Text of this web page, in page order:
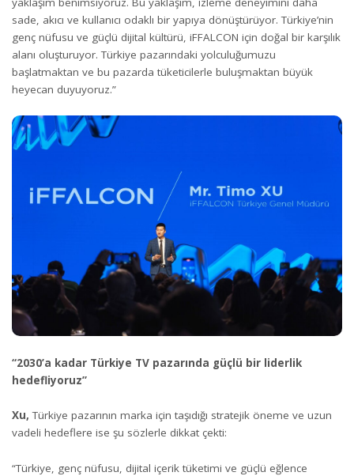
sade, akıcı ve kullanıcı odaklı bir yapıya dönüştürüyor. Türkiye’nin
genç nüfusu ve güçlü dijital kültürü, iFFALCON için doğal bir karşılık
alanı oluşturuyor. Türkiye pazarındaki yolculuğumuzu
başlatmaktan ve bu pazarda tüketicilerle buluşmaktan büyük
heyecan duyuyoruz.”
“2030’a kadar Türkiye TV pazarında güçlü bir liderlik
hedefliyoruz”
Xu, Türkiye pazarının marka için taşıdığı stratejik öneme ve uzun
vadeli hedeflere ise şu sözlerle dikkat çekti:
“Türkiye, genç nüfusu, dijital içerik tüketimi ve güçlü eğlence